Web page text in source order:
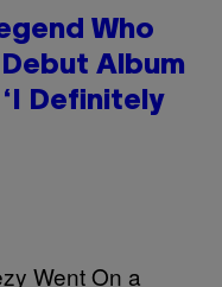
Who
Album
Definitely